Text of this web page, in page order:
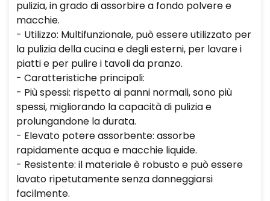
pulizia, in grado di assorbire a fondo polvere e
macchie.
- Utilizzo: Multifunzionale, può essere utilizzato per
la pulizia della cucina e degli esterni, per lavare i
piatti e per pulire i tavoli da pranzo.
- Caratteristiche principali:
- Più spessi: rispetto ai panni normali, sono più
spessi, migliorando la capacità di pulizia e
prolungandone la durata.
- Elevato potere assorbente: assorbe
rapidamente acqua e macchie liquide.
- Resistente: il materiale è robusto e può essere
lavato ripetutamente senza danneggiarsi
facilmente.